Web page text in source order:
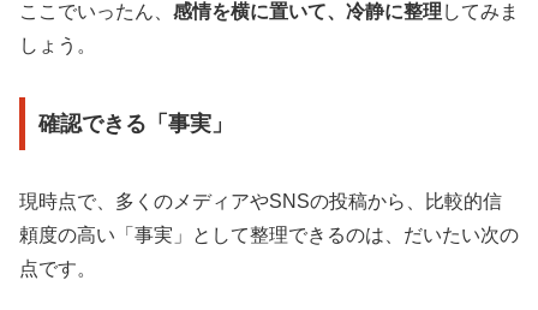
ここでいったん、 感情を横に置いて、冷静に整理 してみま
しょう。
確認できる「事実」
現時点で、多くのメディアやSNSの投稿から、比較的信
頼度の高い「事実」として整理できるのは、だいたい次の
点です。